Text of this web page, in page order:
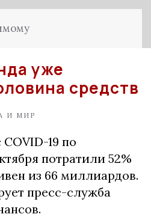
уже
средств
И МИР
19 по
потратили 52%
из 66 миллиардов.
пресс-служба